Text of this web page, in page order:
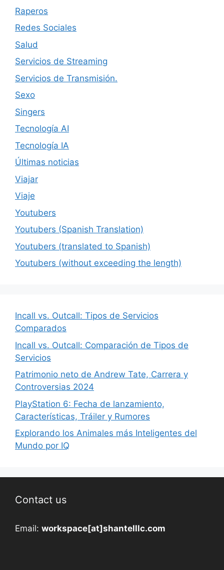
Raperos
Redes Sociales
Salud
Servicios de Streaming
Servicios de Transmisión.
Sexo
Singers
Tecnología AI
Tecnología IA
Últimas noticias
Viajar
Viaje
Youtubers
Youtubers (Spanish Translation)
Youtubers (translated to Spanish)
Youtubers (without exceeding the length)
Incall vs. Outcall: Tipos de Servicios
Comparados
Incall vs. Outcall: Comparación de Tipos de
Servicios
Patrimonio neto de Andrew Tate, Carrera y
Controversias 2024
PlayStation 6: Fecha de lanzamiento,
Características, Tráiler y Rumores
Explorando los Animales más Inteligentes del
Mundo por IQ
Contact us
Email: workspace[at]shantelllc.com